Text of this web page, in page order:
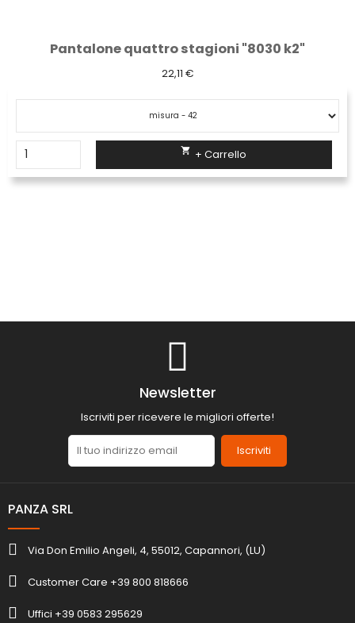
Pantalone quattro stagioni "8030 k2"
22,11 €
 + Carrello
Newsletter
Iscriviti per ricevere le migliori offerte!
Iscriviti
PANZA SRL
Via Don Emilio Angeli, 4, 55012, Capannori, (LU)
Customer Care +39 800 818666
Uffici +39 0583 295629